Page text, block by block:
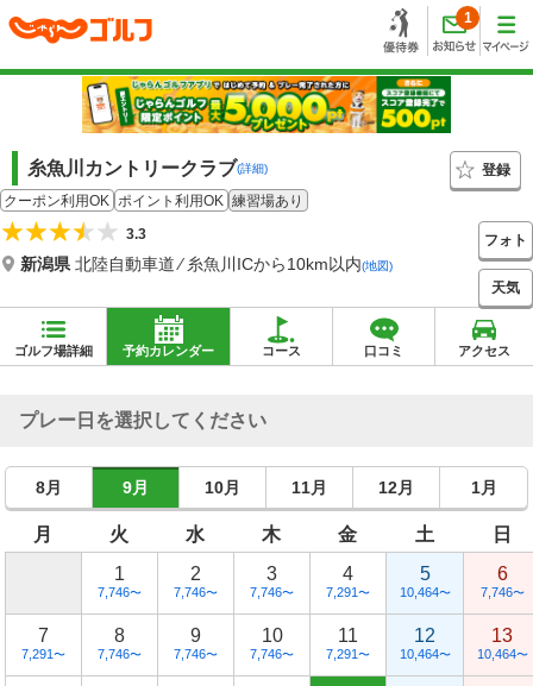
1
糸魚川カントリークラブ(詳細)
登録
クーポン利用OK ポイント利用OK 練習場あり
3.3
新潟県北陸自動車道 ⁄ 糸魚川ICから10km以内(地図)
フォト
天気
ゴルフ場詳細 予約カレンダー コース 口コミ アクセス
プレー日を選択してください
8月 9月 10月 11月 12月 1月
月 火 水 木 金 土
日
1
7,746〜
2
7,746〜
3
7,746〜
4
7,291〜
5
10,464〜
6
7,746〜
7
7,291〜
8
7,746〜
9
7,746〜
10
7,746〜
11
7,291〜
12
10,464〜
13
10,464〜